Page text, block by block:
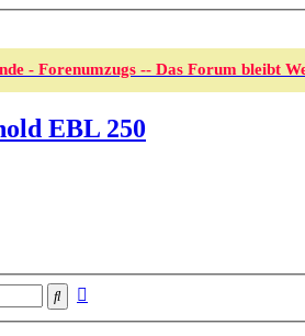
- Forenumzugs -- Das Forum bleibt
EBL 250
Suche